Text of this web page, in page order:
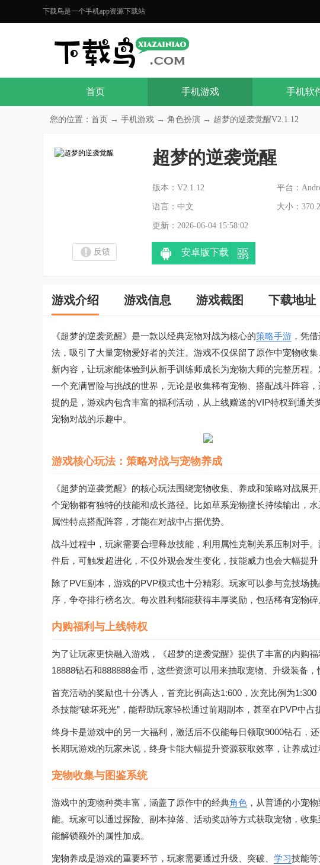
下载鸟是一个手机app资源下载站
首页 手机游戏 手机软
您的位置： 首页 → 手机游戏 → 角色扮演 → 超梦的逆袭觉醒V2.1.12
超梦的逆袭觉醒
版本：V2.1.12 平台：
语言：中文 大小：
更新：2026-06-04 15:58:02
反馈 安卓版下载
游戏介绍 游戏信息 游戏截图 下载地址
《超梦的逆袭觉醒》是一款以经典宠物对战为核心的策略手游 ，凭
法，吸引了大量宠物爱好者的关注。游戏不仅保留了原作中宠物收
新内容，让玩家能体验到从新手训练师成长为宠物大师的完整历程
一个充满冒险与挑战的世界，无论是收集稀有宠物、搭配战斗阵容
提的是，游戏内包含丰富的福利活动，从上线赠送的VIP特权到通
宠物对战的乐趣中。
游戏核心玩法：策略对战与宠物养成
《超梦的逆袭觉醒》的核心玩法围绕宠物收集、养成和策略对战展
个宠物都有独特的技能和成长路径。比如草系宠物擅长持续输出，
属性特点搭配阵容，才能在对战中占据优势。
战斗过程中，玩家需要合理释放技能，利用属性克制关系压制对手
件后，可触发超进化，不仅外观会发生变化，技能威力也会大幅提
除了PVE副本，游戏的PVP模式也十分精彩。玩家可以参与竞技场
序，争夺排行榜名次。每次胜利都能获得丰厚奖励，包括稀有宠物
内购福利与上线特权
为了让玩家更快融入游戏，《超梦的逆袭觉醒》提供了丰富的内购
18888钻石和888888金币，这些资源可以用来抽取宠物、升级装备，
首充活动的奖励也十分诱人，首充比例高达1:600，次充比例为
杀技能“破坏死光”，能帮助玩家轻松通过前期副本，甚至在PVP中占
终身卡是游戏中的另一大福利，激活后不仅能每日领取9000钻石，
长期玩游戏的玩家来说，终身卡能大幅提升资源获取效率，让养成过
宠物收集与图鉴系统
游戏中的宠物种类丰富，涵盖了原作中的经典角色 ，从普通的小宠
能。玩家可以通过探险、副本掉落、活动奖励等方式获取宠物，收
能解锁额外的属性加成。
宠物养成是游戏的重要环节，玩家需要通过升级、突破、 学习技能